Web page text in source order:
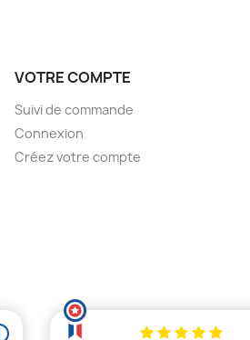
VOTRE COMPTE
Suivi de commande
Connexion
Créez votre compte